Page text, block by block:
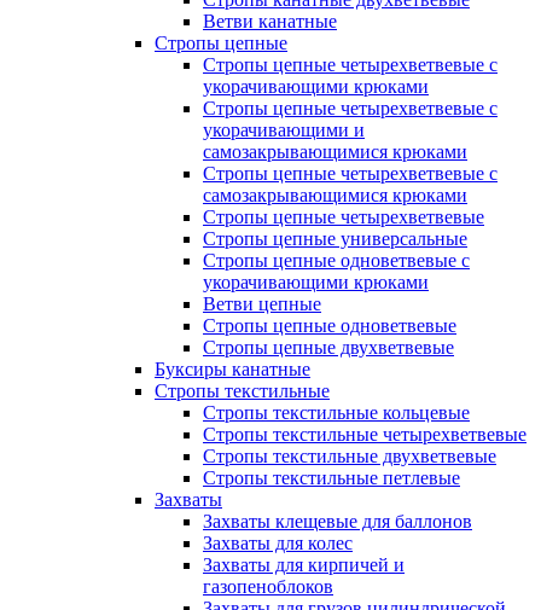
Ветви канатные
Стропы цепные
Стропы цепные четырехветвевые с
укорачивающими крюками
Стропы цепные четырехветвевые с
укорачивающими и
самозакрывающимися крюками
Стропы цепные четырехветвевые с
самозакрывающимися крюками
Стропы цепные четырехветвевые
Стропы цепные универсальные
Стропы цепные одноветвевые с
укорачивающими крюками
Ветви цепные
Стропы цепные одноветвевые
Стропы цепные двухветвевые
Буксиры канатные
Стропы текстильные
Стропы текстильные кольцевые
Стропы текстильные четырехветвевые
Стропы текстильные двухветвевые
Стропы текстильные петлевые
Захваты
Захваты клещевые для баллонов
Захваты для колес
Захваты для кирпичей и
газопеноблоков